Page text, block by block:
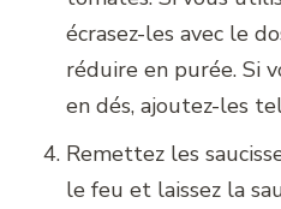
écrasez-les avec le
réduire en purée. Si
en dés, ajoutez-les
Remettez les
le feu et laissez la